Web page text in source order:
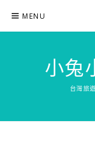
content
MENU
小兔
台灣旅